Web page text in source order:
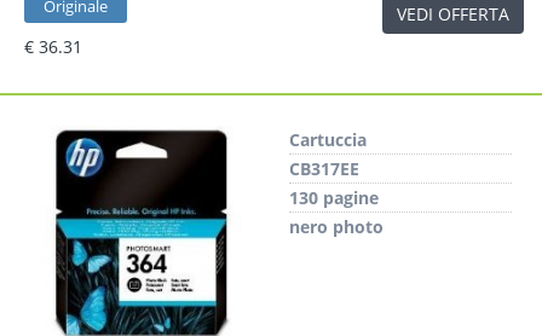
Originale
€ 36.31
VEDI OFFERTA
Cartuccia
CB317EE
130 pagine
nero photo